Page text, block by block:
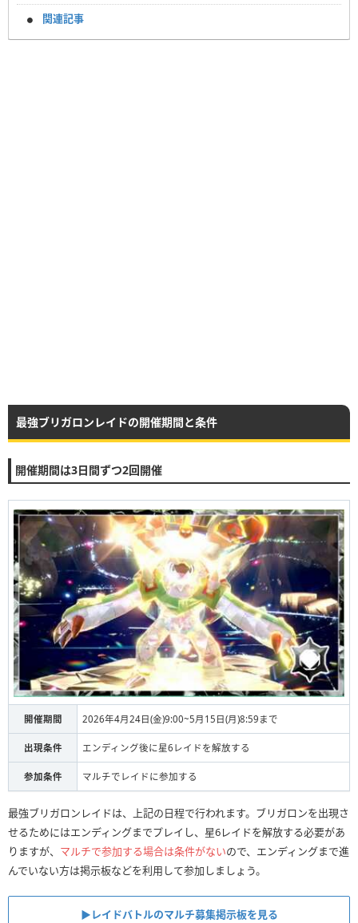
関連記事
最強ブリガロンレイドの開催期間と条件
開催期間は3日間ずつ2回開催
開催期間 2026年4月24日(金)9:00~5月15日(月)8:59まで
出現条件 エンディング後に星6レイドを解放する
参加条件 マルチでレイドに参加する
最強ブリガロンレイドは、上記の日程で行われます。ブリガロンを出現さ
せるためにはエンディングまでプレイし、星6レイドを解放する必要があ
りますが、 マルチで参加する場合は条件がないので、エンディングまで進
んでいない方は掲示板などを利用して参加しましょう。
▶︎レイドバトルのマルチ募集掲示板を見る